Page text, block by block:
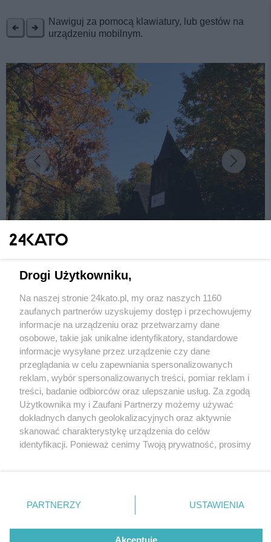
Nawiguj za pomocą klawiatury, lub gestów na
urządzeniu mobilnym.
niesamowitymi barwami
5 / 19
Park Kosciuszki jesien
Katowice 1
Wydawca mediów lokalnych
Nie zapomnij
zapoznać się z:
polityką prywatności regulamin korzystania z portali
Twojemiasto
Piekary Śląskie
Chorzów
Tarnowskie Góry
Gliwice
Skontakuj sięz nami
Kontakt
Wydawca
Redakcja
Drogi Użytkowniku,
Na naszej stronie 24kato.pl, my oraz naszych 1160
zaufanych partnerów uzyskujemy dostęp i przechowujemy
informacje na urządzeniu oraz przetwarzamy dane
osobowe, takie jak unikalne identyfikatory, standardowe
informacje wysyłane przez urządzenie czy dane
przeglądania w celu zapewniania spersonalizowanych
reklam, wybór spersonalizowanych treści, pomiar reklam i
treści, badanie odbiorców oraz ulepszanie usług. Za zgodą
Użytkownika my i Zaufani Partnerzy możemy używać
dokładnych danych geolokalizacyjnych oraz aktywnie
skanować charakterystykę urządzenia do celów
identyfikacji. Ponieważ cenimy Twoją prywatność, prosimy
prywatności znajdujący się w lewym dolnym rogu strony
. Niektóre rodzaje przetwarzania danych nie wymagają
zgody użytkownika, ale masz prawo sprzeciwić się
takiemu przetwarzaniu. Preferencje będą miały
PARTNERZY USTAWIENIA
Akceptuję